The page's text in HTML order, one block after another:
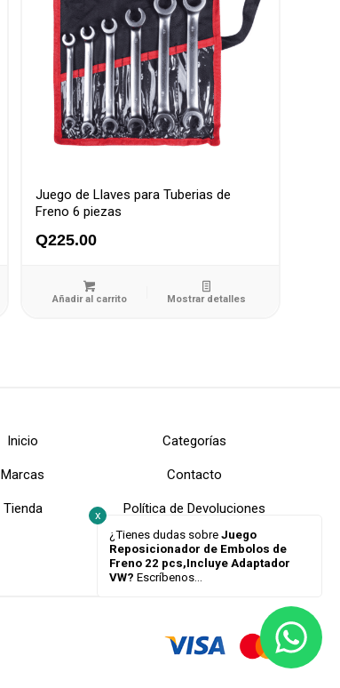
Juego de Llaves para Tuberias de
Freno 6 piezas
Q225.00
Añadir al carrito Mostrar detalles
Inicio Categorías
Marcas Contacto
Tienda Política de Devoluciones
x
¿Tienes dudas sobreJuego
Reposicionador de Embolos de
Freno 22 pcs,Incluye Adaptador
VW? Escríbenos...